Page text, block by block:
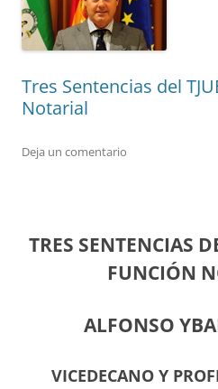
Tres Sentencias del
Notarial
Deja un comentario
TRES SENTENCIAS
FUNCIÓN
ALFONSO
VICEDECANO Y